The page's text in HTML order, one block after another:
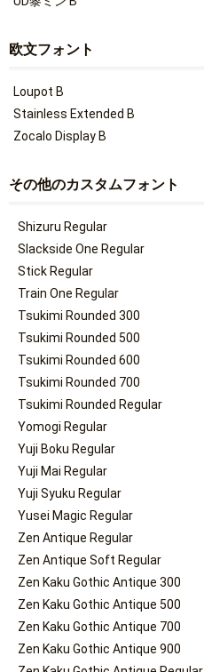
欧文フォント
Loupot B
Stainless Extended B
Zocalo Display B
その他のカスタムフォント
Shizuru Regular
Slackside One Regular
Stick Regular
Train One Regular
Tsukimi Rounded 300
Tsukimi Rounded 500
Tsukimi Rounded 600
Tsukimi Rounded 700
Tsukimi Rounded Regular
Yomogi Regular
Yuji Boku Regular
Yuji Mai Regular
Yuji Syuku Regular
Yusei Magic Regular
Zen Antique Regular
Zen Antique Soft Regular
Zen Kaku Gothic Antique 300
Zen Kaku Gothic Antique 500
Zen Kaku Gothic Antique 700
Zen Kaku Gothic Antique 900